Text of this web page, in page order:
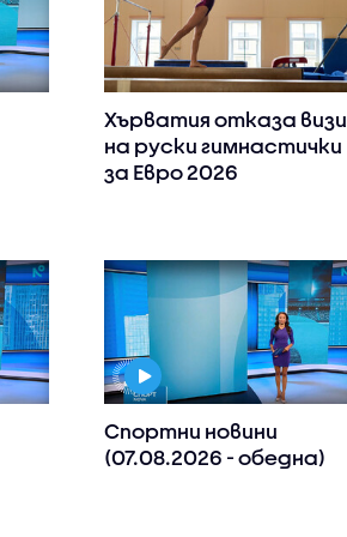
Хърватия отказа визи
на руски гимнастички
за Евро 2026
Спортни новини
(07.08.2026 - обедна)